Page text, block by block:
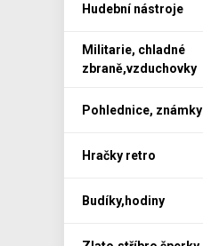
Hudební nástroje
Militarie, chladné
zbraně,vzduchovky
Pohlednice, známky
Hračky retro
Budíky,hodiny